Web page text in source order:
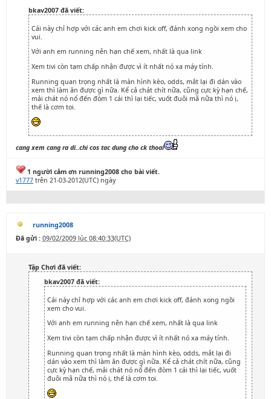
bkav2007 đã viết:
Cái này chỉ hợp với các anh em chơi kick off, đánh xong ngồi xem cho
vui.
Với anh em running nên hạn chế xem, nhất là qua link
Xem tivi còn tạm chấp nhận được vì ít nhất nó xa máy tính.
Running quan trọng nhất là màn hình kèo, odds, mắt lại đi dán vào
xem thì làm ăn được gì nữa. Kể cả chát chít nữa, cũng cực kỳ hạn chế,
mải chát nó nổ đến đòm 1 cái thì lại tiếc, vuốt đuôi mã nữa thì nó ị,
thế là cơm toi.
cang xem cang ra di..chi cos tac dung cho ck thoai
1 người cảm ơn running2008 cho bài viết.
v1777 trên 21-03-2012(UTC) ngày
running2008
Đã gửi : 09/02/2009 lúc 08:40:33(UTC)
Tập Chơi đã viết:
bkav2007 đã viết:
Cái này chỉ hợp với các anh em chơi kick off, đánh xong ngồi
xem cho vui.
Với anh em running nên hạn chế xem, nhất là qua link
Xem tivi còn tạm chấp nhận được vì ít nhất nó xa máy tính.
Running quan trọng nhất là màn hình kèo, odds, mắt lại đi
dán vào xem thì làm ăn được gì nữa. Kể cả chát chít nữa, cũng
cực kỳ hạn chế, mải chát nó nổ đến đòm 1 cái thì lại tiếc, vuốt
đuôi mã nữa thì nó ị, thế là cơm toi.